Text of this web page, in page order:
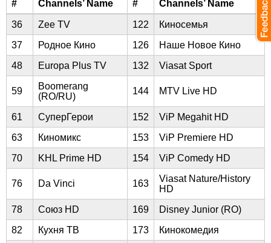
# Channels’ Name # Channels’ Name
36 Zee TV 122
Киносемья
37
Родное Кино 126
Наше Новое Кино
48
Europa Plus TV 132 Viasat Sport
59
Boomerang
(RO/RU)
144 MTV Live HD
61 СуперГерои 152
ViP Megahit HD
63
Киномикс 153
ViP Premiere HD
70
KHL Prime HD 154 ViP Comedy HD
76 Da Vinci 163
Viasat Nature/History
HD
78
Союз HD 169
Disney Junior (RO)
82
Кухня ТВ 173
Кинокомедия